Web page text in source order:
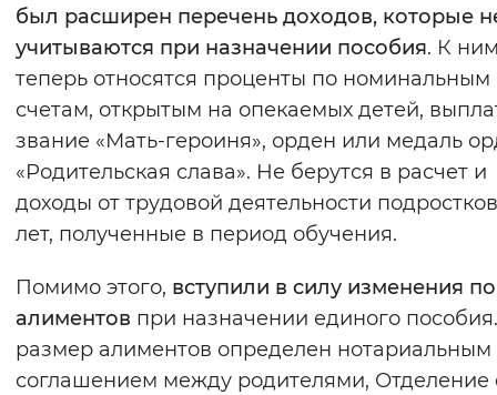
был расширен перечень доходов, которые
учитываются при назначении пособия. К
теперь относятся проценты по номинальным
счетам, открытым на опекаемых детей,
звание «Мать-героиня», орден или медаль
«Родительская слава». Не берутся в расчет и
доходы от трудовой деятельности
лет, полученные в период обучения.
Помимо этого, вступили в силу изменения по
алиментов при назначении единого
размер алиментов определен нотариальным
соглашением между родителями, Отделение